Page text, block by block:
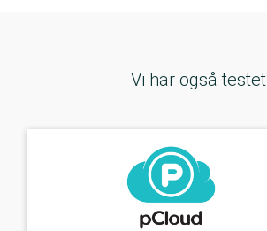
Vi har også testet